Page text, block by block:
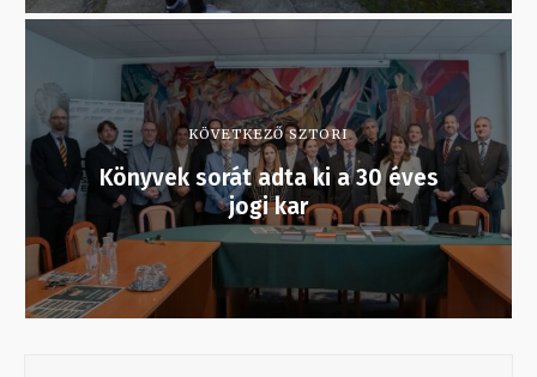
KÖVETKEZŐ SZTORI
Könyvek sorát adta ki a 30 éves
jogi kar